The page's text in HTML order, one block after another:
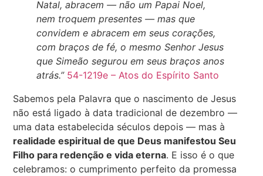
Natal, abracem — não um Papai Noel,
nem troquem presentes — mas que
convidem e abracem em seus corações,
com braços de fé, o mesmo Senhor Jesus
que Simeão segurou em seus braços anos
atrás.” 54-1219e – Atos do Espírito Santo
Sabemos pela Palavra que o nascimento de Jesus
não está ligado à data tradicional de dezembro —
uma data estabelecida séculos depois — mas à
realidade espiritual de que Deus manifestou Seu
Filho para redenção e vida eterna. E isso é o que
celebramos: o cumprimento perfeito da promessa